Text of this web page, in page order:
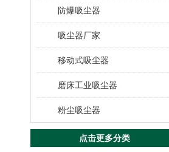
防爆吸尘器
吸尘器厂家
移动式吸尘器
磨床工业吸尘器
粉尘吸尘器
点击更多分类